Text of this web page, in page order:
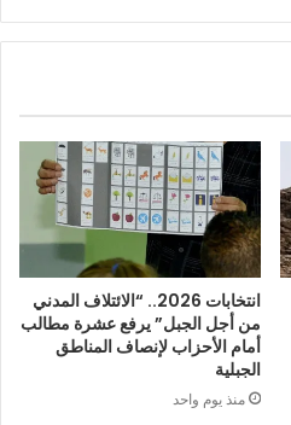
انتخابات 2026.. “الائتلاف المدني
من أجل الجبل” يرفع عشرة مطالب
أمام الأحزاب لإنصاف المناطق
الجبلية
منذ يوم واحد